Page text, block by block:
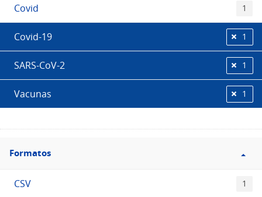
Covid 1
Covid-19 1
SARS-CoV-2 1
Vacunas 1
Filtro
Formatos
Formatos
CSV 1